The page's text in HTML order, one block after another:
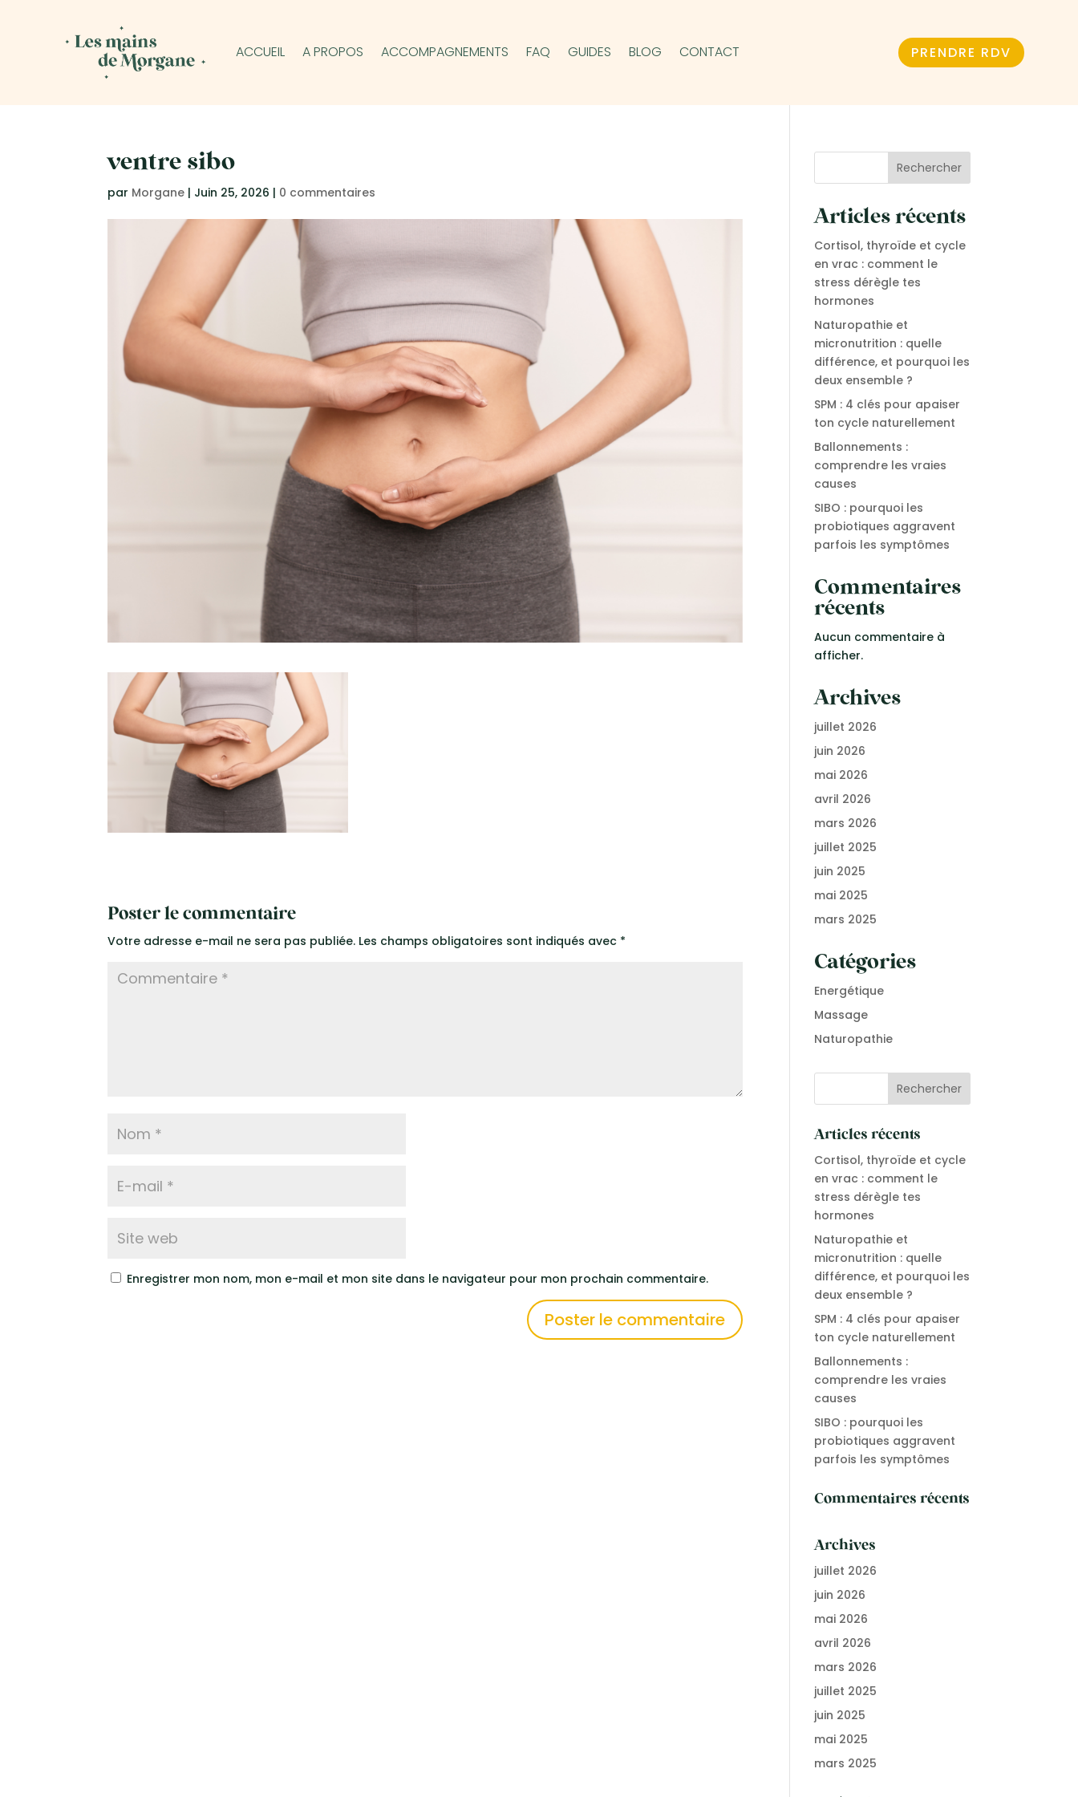
ACCUEIL A PROPOS ACCOMPAGNEMENTS FAQ GUIDES BLOG CONTACT PRENDRE RDV
ventre sibo
par Morgane | Juin 25, 2026 | 0 commentaires
Poster le commentaire
Votre adresse e-mail ne sera pas publiée. Les champs obligatoires sont indiqués avec *
Enregistrer mon nom, mon e-mail et mon site dans le navigateur pour mon prochain commentaire.
Rechercher
Articles récents
Cortisol, thyroïde et cycle
en vrac : comment le
stress dérègle tes
hormones
Naturopathie et
micronutrition : quelle
différence, et pourquoi les
deux ensemble ?
SPM : 4 clés pour apaiser
ton cycle naturellement
Ballonnements :
comprendre les vraies
causes
SIBO : pourquoi les
probiotiques aggravent
parfois les symptômes
Commentaires
récents
Aucun commentaire à
afficher.
Archives
juillet 2026
juin 2026
mai 2026
avril 2026
mars 2026
juillet 2025
juin 2025
mai 2025
mars 2025
Catégories
Energétique
Massage
Naturopathie
Articles récents
Cortisol, thyroïde et cycle
en vrac : comment le
stress dérègle tes
hormones
Naturopathie et
micronutrition : quelle
différence, et pourquoi les
deux ensemble ?
SPM : 4 clés pour apaiser
ton cycle naturellement
Ballonnements :
comprendre les vraies
causes
SIBO : pourquoi les
probiotiques aggravent
parfois les symptômes
Commentaires récents
Archives
juillet 2026
juin 2026
mai 2026
avril 2026
mars 2026
juillet 2025
juin 2025
mai 2025
mars 2025